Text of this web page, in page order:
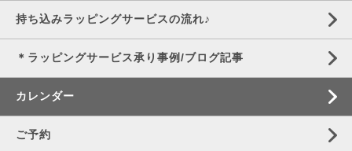
持ち込みラッピングサービスの流れ♪
＊ラッピングサービス承り事例/ブログ記事
カレンダー
ご予約